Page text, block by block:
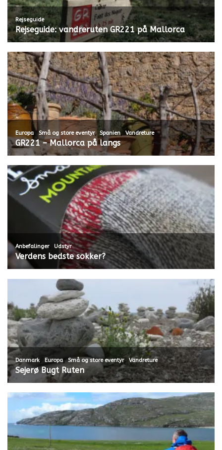
Rejseguide
Rejseguide: vandreruten GR221 på Mallorca
Europa , Små og store eventyr, Spanien, Vandreture
GR221 – Mallorca på langs
Anbefalinger, Udstyr
Verdens bedste sokker?
Danmark Europa,Små og store eventyr,Vandreture
Sejerø Bugt Ruten